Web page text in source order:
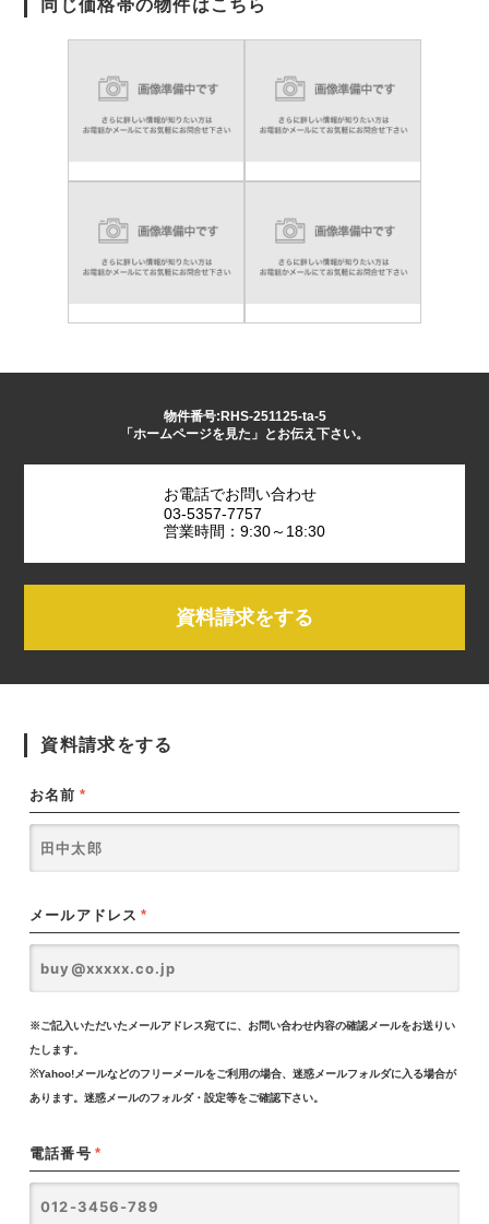
同じ価格帯の物件はこちら
物件番号:RHS-251125-ta-5
「ホームページを見た」とお伝え下さい。
お電話でお問い合わせ
03-5357-7757
営業時間：9:30～18:30
資料請求をする
資料請求をする
お名前 *
メールアドレス *
※ご記入いただいたメールアドレス宛てに、お問い合わせ内容の確認メールをお送りい
たします。
※Yahoo!メールなどのフリーメールをご利用の場合、迷惑メールフォルダに入る場合が
あります。迷惑メールのフォルダ・設定等をご確認下さい。
電話番号 *